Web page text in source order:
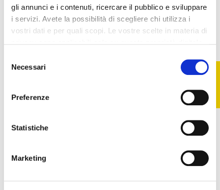
gli annunci e i contenuti, ricercare il pubblico e sviluppare
i servizi. Avete la possibilità di scegliere chi utilizza i
vostri dati e per quali scopi. Le vostre scelte in materia di
modificare o revocare il proprio consenso in qualsiasi
momento dalla Dichiarazione sui cookie o facendo clic
raccogliere informazioni sulla tua posizione
geografica, con un'approssimazione di qualche
Identificare il tuo dispositivo, scansionandolo
delNecessari
Preferenze
Statistiche
Marketing
-22%
Mousse Detergente
-10%
Daily Soluzione
Micellare 250ml-
FILTRO